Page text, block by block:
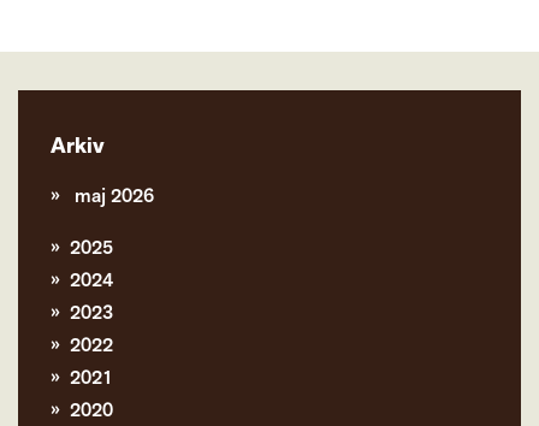
Arkiv
maj 2026
2025
2024
2023
2022
2021
2020